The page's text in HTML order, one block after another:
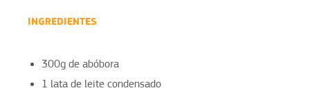
INGREDIENTES
300g de abóbora
1 lata de leite condensado